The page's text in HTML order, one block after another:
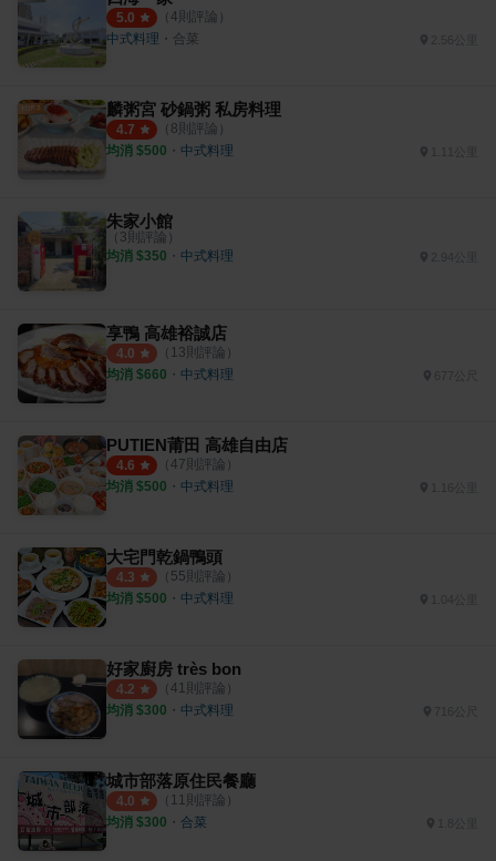
5.0 （ 4則評論）
中式料理 ・ 合菜 2.56公里
麟粥宮 砂鍋粥 私房料理
4.7 （ 8則評論）
均消 $500 ・ 中式料理
朱家小館
（ 3則評論）
均消 $350 ・ 中式料理 2.94公里
享鴨 高雄裕誠店
4.0 （ 13則評論）
均消 $660 ・ 中式料理
PUTIEN莆田 高雄自由店
4.6 （ 47則評論）
均消 $500 ・ 中式料理
大宅門乾鍋鴨頭
4.3 （ 55則評論）
均消 $500 ・ 中式料理 1.04公里
好家廚房 très bon
4.2 （ 41則評論）
均消 $300 ・ 中式料理
城市部落原住民餐廳
4.0 （ 11則評論）
均消 $300 ・ 合菜